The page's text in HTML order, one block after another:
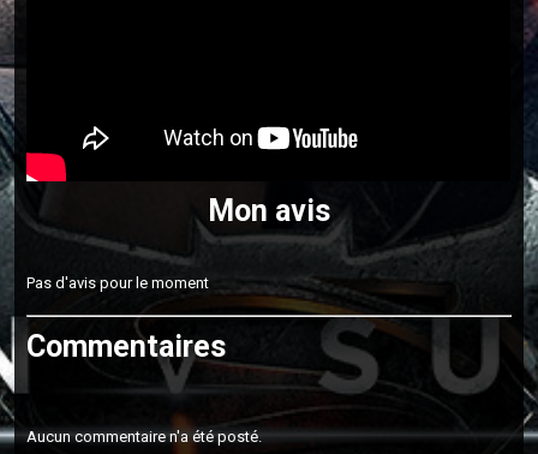
Mon avis
Pas d'avis pour le moment
Commentaires
Aucun commentaire n'a été posté.